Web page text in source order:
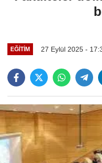
EĞİTİM 27 Eylül 2025 -